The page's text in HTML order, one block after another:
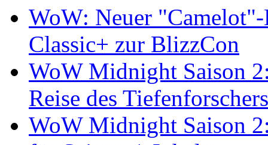
WoW: Neuer
Classic+ zur BlizzCon
WoW Midnight Saison
Reise des Tiefenforschers
WoW Midnight Saison